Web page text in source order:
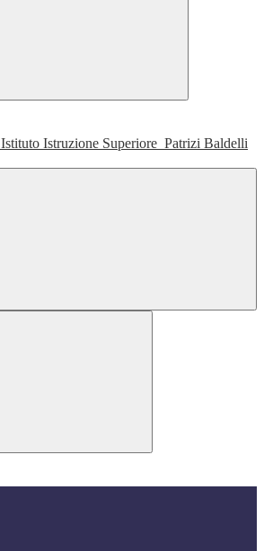
Istituto Istruzione Superiore Patrizi Baldelli